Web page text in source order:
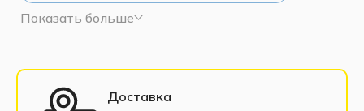
Шкафы-кровати 90x200
Шкафы-кровати 160x200
Показать больше
Доставка